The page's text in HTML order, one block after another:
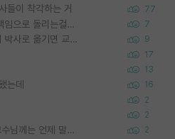
들이 착각하는 거 77
왜 후배가 못하는걸 교수님은 내 책임으로 돌리는걸까요? 7
SSH 박사과정을 그만두고 지방대 박사로 옮기면 교수의 꿈은 끝일까요? 9
17
13
는데 16
2
2
타대학원 컨텍 준비중인데, 지도교수님께는 언제 말씀드려야 할까요? 2